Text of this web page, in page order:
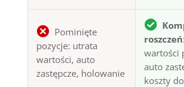
Pominięte
pozycje: utrata
wartości, auto
zastępcze, holowanie
roszczeń
wartości
auto
koszty